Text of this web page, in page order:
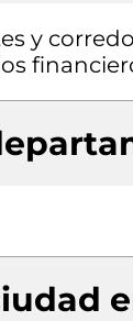
y